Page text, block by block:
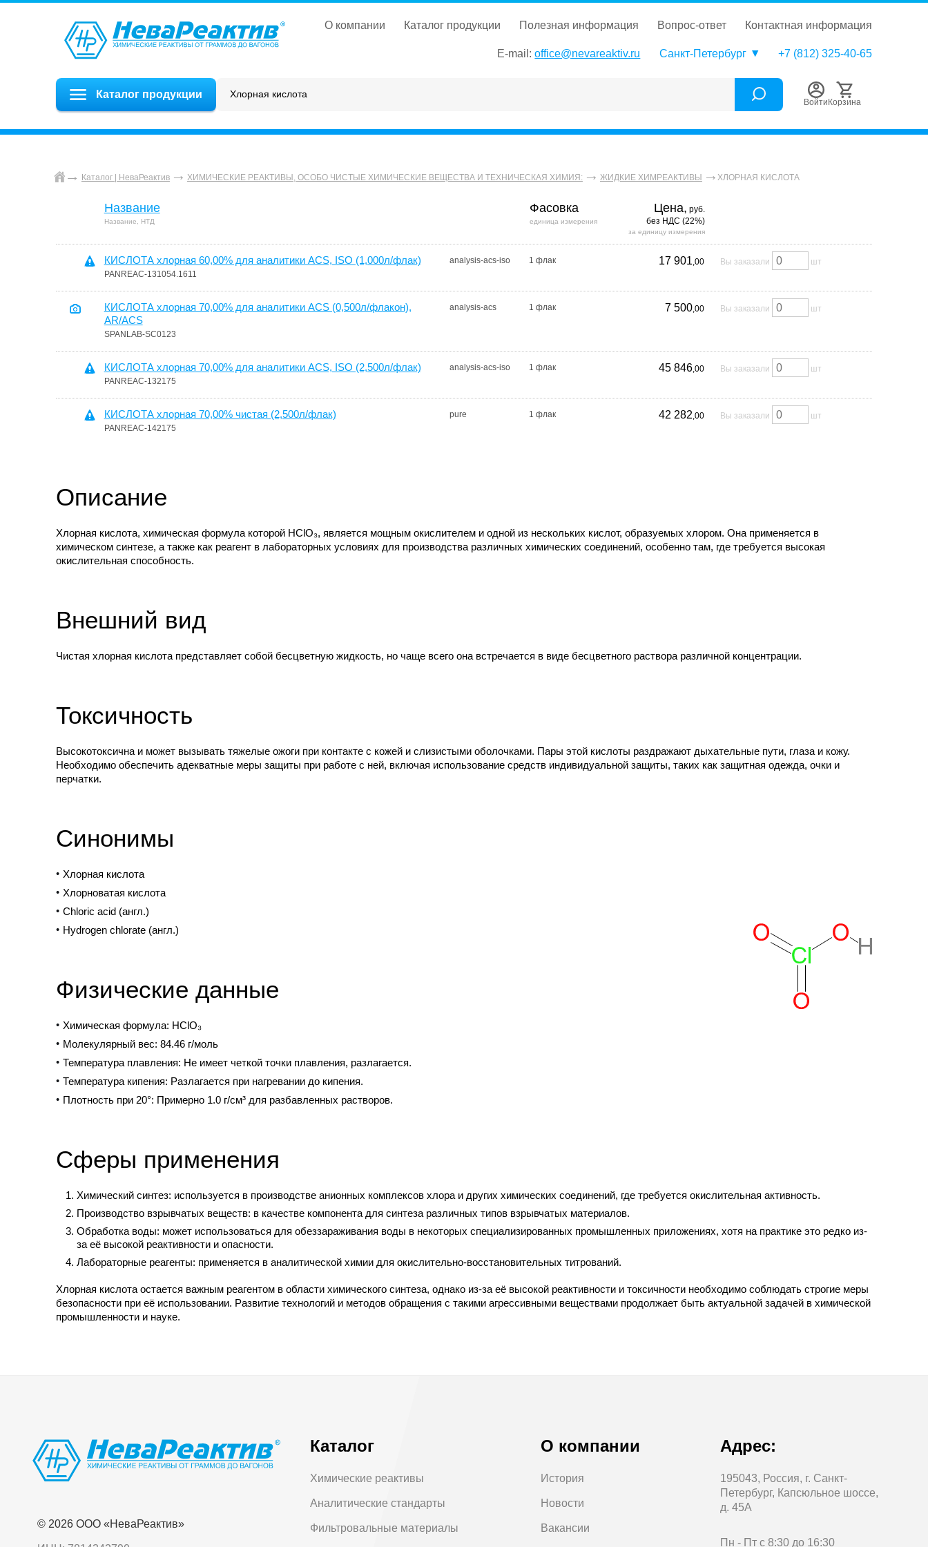
о компании каталог продукции полезная информация вопрос-ответ контактная информация
E-mail: office@nevareaktiv.ru Санкт-Петербург +7 (812) 325-40-65
Каталог продукции
Войти Корзина
Каталог | НеваРеактив ХИМИЧЕСКИЕ РЕАКТИВЫ, ОСОБО ЧИСТЫЕ ХИМИЧЕСКИЕ ВЕЩЕСТВА И ТЕХНИЧЕСКАЯ ХИМИЯ: ЖИДКИЕ ХИМРЕАКТИВЫ ХЛОРНАЯ КИСЛОТА
Название
Название, НТД
Фасовка
единица измерения
Цена, руб.
без НДС (22%)
за единицу измерения
КИСЛОТА хлорная 60,00% для аналитики ACS, ISO (1,000л/флак)
PANREAC-131054.1611
analysis-acs-iso 1 флак 17 901,00 Вы заказали шт
КИСЛОТА хлорная 70,00% для аналитики ACS (0,500л/флакон),
AR/ACS
SPANLAB-SC0123
analysis-acs 1 флак 7 500,00 Вы заказали шт
КИСЛОТА хлорная 70,00% для аналитики ACS, ISO (2,500л/флак)
PANREAC-132175
analysis-acs-iso 1 флак 45 846,00 Вы заказали шт
КИСЛОТА хлорная 70,00% чистая (2,500л/флак)
PANREAC-142175
pure 1 флак 42 282,00 Вы заказали шт
Описание
Хлорная кислота, химическая формула которой HClO₃, является мощным окислителем и одной из нескольких кислот, образуемых хлором. Она применяется в
химическом синтезе, а также как реагент в лабораторных условиях для производства различных химических соединений, особенно там, где требуется высокая
окислительная способность.
Внешний вид
Чистая хлорная кислота представляет собой бесцветную жидкость, но чаще всего она встречается в виде бесцветного раствора различной концентрации.
Токсичность
Высокотоксична и может вызывать тяжелые ожоги при контакте с кожей и слизистыми оболочками. Пары этой кислоты раздражают дыхательные пути, глаза и кожу.
Необходимо обеспечить адекватные меры защиты при работе с ней, включая использование средств индивидуальной защиты, таких как защитная одежда, очки и
перчатки.
Синонимы
Хлорная кислота
Хлорноватая кислота
Chloric acid (англ.)
Hydrogen chlorate (англ.)
Физические данные
Химическая формула: HClO₃
Молекулярный вес: 84.46 г/моль
Температура плавления: Не имеет четкой точки плавления, разлагается.
Температура кипения: Разлагается при нагревании до кипения.
Плотность при 20°: Примерно 1.0 г/см³ для разбавленных растворов.
Сферы применения
Химический синтез: используется в производстве анионных комплексов хлора и других химических соединений, где требуется окислительная активность.
Производство взрывчатых веществ: в качестве компонента для синтеза различных типов взрывчатых материалов.
Обработка воды: может использоваться для обеззараживания воды в некоторых специализированных промышленных приложениях, хотя на практике это редко из-
за её высокой реактивности и опасности.
Лабораторные реагенты: применяется в аналитической химии для окислительно-восстановительных титрований.
Хлорная кислота остается важным реагентом в области химического синтеза, однако из-за её высокой реактивности и токсичности необходимо соблюдать строгие меры
безопасности при её использовании. Развитие технологий и методов обращения с такими агрессивными веществами продолжает быть актуальной задачей в химической
промышленности и науке.
© 2026 OOO «НеваРеактив»
Каталог
Химические реактивы
Аналитические стандарты
Фильтровальные материалы
О компании
История
Новости
Вакансии
Адрес:
195043, Россия, г. Санкт-
Петербург, Капсюльное шоссе,
д. 45А
Пн - Пт с 8:30 до 16:30